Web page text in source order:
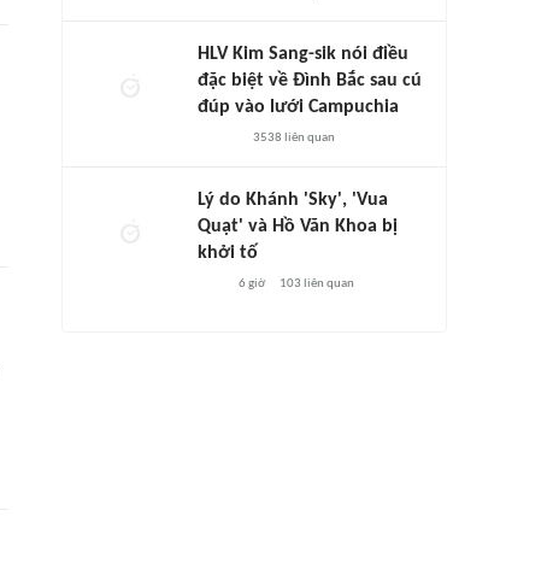
HLV Kim Sang-sik nói điều
đặc biệt về Đình Bắc sau cú
đúp vào lưới Campuchia
3538 liên quan
Lý do Khánh 'Sky', 'Vua
Quạt' và Hồ Văn Khoa bị
khởi tố
6 giờ 103 liên quan